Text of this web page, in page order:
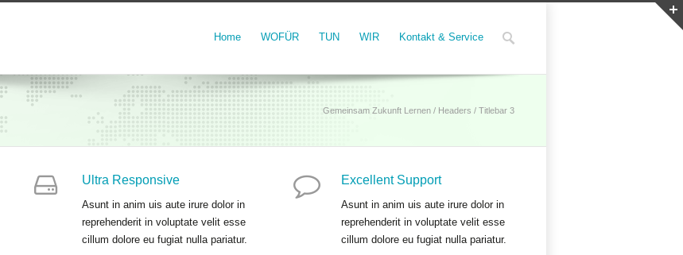
Home WOFÜR TUN WIR Kontakt & Service
Gemeinsam Zukunft Lernen / Headers / Titlebar 3
Ultra Responsive
Asunt in anim uis aute irure dolor in
reprehenderit in voluptate velit esse
cillum dolore eu fugiat nulla pariatur.
Excellent Support
Asunt in anim uis aute irure dolor in
reprehenderit in voluptate velit esse
cillum dolore eu fugiat nulla pariatur.